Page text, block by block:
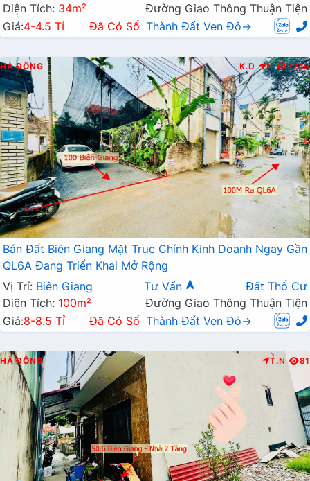
Diện Tích: 34m²
Đường Giao Thông Thuận Tiện
Giá:4-4.5 Tỉ Đã Có Sổ Thành Đất Ven Đô→
HÀ ĐÔNG K.D N 7245
Bán Đất Biên Giang Mặt Trục Chính Kinh Doanh Ngay Gần
QL6A Đang Triển Khai Mở Rộng
Vị Trí: Biên Giang Tư Vấn
Đất Thổ Cư
Diện Tích: 100m²
Đường Giao Thông Thuận Tiện
Giá:8-8.5 Tỉ Đã Có Sổ Thành Đất Ven Đô→
HÀ ĐÔNG T.N 81